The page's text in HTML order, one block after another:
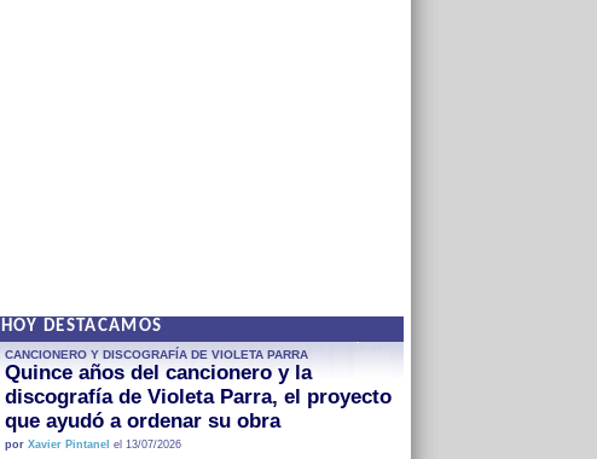
HOY DESTACAMOS
CANCIONERO Y DISCOGRAFÍA DE VIOLETA PARRA
Quince años del cancionero y la
discografía de Violeta Parra, el proyecto
que ayudó a ordenar su obra
por Xavier Pintanel el 13/07/2026